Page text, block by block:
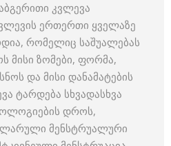
კვლევა
ერთერთი ყველაზე
რომელიც საშუალებას
მისი ზომები, ფორმა,
და მისი დანამატების
ტარდება სხვადასხვა
დროს,
მენსტრუალური